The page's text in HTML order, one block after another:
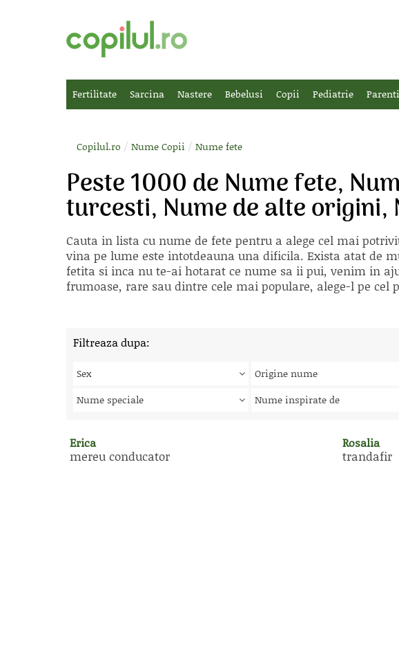
Fertilitate Sarcina Nastere Bebelusi Copii Pediatrie
Copilul.ro / Nume Copii / Nume fete
Peste 1000 de Nume fete,
turcesti, Nume de alte
Cauta in lista cu nume de fete pentru a alege cel mai
vina pe lume este intotdeauna una dificila. Exista atat de
fetita si inca nu te-ai hotarat ce nume sa ii pui, venim in
frumoase, rare sau dintre cele mai populare, alege-l pe cel
Filtreaza dupa:
Sex Origine nume
Nume speciale
Nume inspirate de
Erica
mereu conducator
Rosalia
trandafir